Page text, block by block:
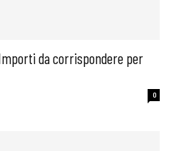
da corrispondere per
0